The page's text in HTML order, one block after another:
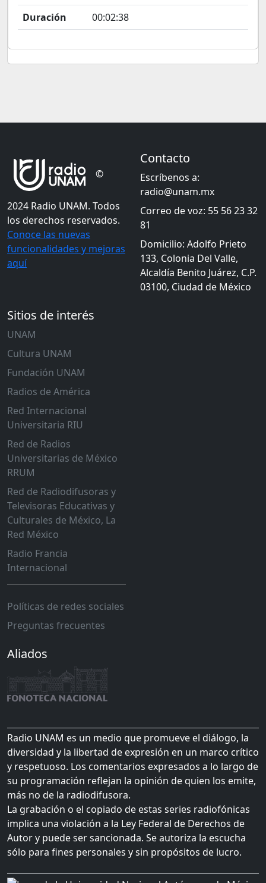
Duración
00:02:38
©
2024 Radio UNAM. Todos
los derechos reservados.
Conoce las nuevas
funcionalidades y mejoras
aquí
Contacto
Escríbenos a:
radio@unam.mx
Correo de voz: 55 56 23 32
81
Domicilio: Adolfo Prieto
133, Colonia Del Valle,
Alcaldía Benito Juárez, C.P.
03100, Ciudad de México
Sitios de interés
UNAM
Cultura UNAM
Fundación UNAM
Radios de América
Red Internacional
Universitaria RIU
Red de Radios
Universitarias de México
RRUM
Red de Radiodifusoras y
Televisoras Educativas y
Culturales de México, La
Red México
Radio Francia
Internacional
Políticas de redes sociales
Preguntas frecuentes
Aliados
Radio UNAM es un medio que promueve el diálogo, la
diversidad y la libertad de expresión en un marco crítico
y respetuoso. Los comentarios expresados a lo largo de
su programación reflejan la opinión de quien los emite,
más no de la radiodifusora.
La grabación o el copiado de estas series radiofónicas
implica una violación a la Ley Federal de Derechos de
Autor y puede ser sancionada. Se autoriza la escucha
sólo para fines personales y sin propósitos de lucro.